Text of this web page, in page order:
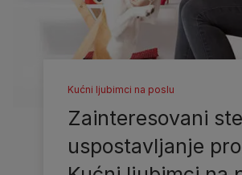
Kućni ljubimci na poslu
Zainteresovani
uspostavljanje